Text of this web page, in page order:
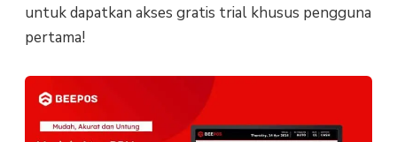
untuk dapatkan akses gratis trial khusus pengguna
pertama!